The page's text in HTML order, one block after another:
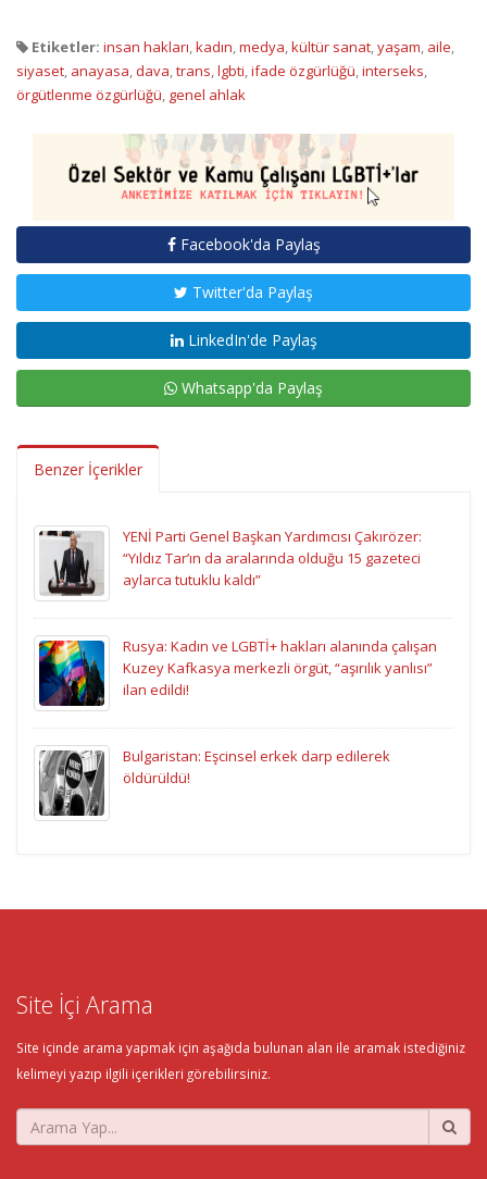
Etiketler: insan hakları,kadın,medya,kültür sanat,yaşam, aile,
siyaset, anayasa,dava,trans,lgbti,ifade özgürlüğü,interseks,
örgütlenme özgürlüğü, genel ahlak
Facebook'da Paylaş
Twitter'da Paylaş
LinkedIn'de Paylaş
Whatsapp'da Paylaş
Benzer İçerikler
YENİ Parti Genel Başkan Yardımcısı Çakırözer:
“Yıldız Tar’ın da aralarında olduğu 15 gazeteci
aylarca tutuklu kaldı”
Rusya: Kadın ve LGBTİ+ hakları alanında çalışan
Kuzey Kafkasya merkezli örgüt, “aşırılık yanlısı”
ilan edildi!
Bulgaristan: Eşcinsel erkek darp edilerek
öldürüldü!
Site İçi Arama
Site içinde arama yapmak için aşağıda bulunan alan ile aramak istediğiniz
kelimeyi yazıp ilgili içerikleri görebilirsiniz.